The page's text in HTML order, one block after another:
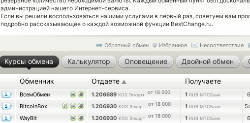
администрацией нашего Интернет-сервиса.
Если вы решили воспользоваться нашими услугами в первый раз, советуем вам
подробно рассказывающее о каждой возможной функции BestChange.ru.
Обратный обмен Избранное Несоответствие
Курсы обмена Калькулятор Оповещение Двойной обмен
Обменник Отдаете ▲ Получаете
ВсемОбмен 1.206689 KGS Элкарт от 18 000 1 RUB МТСБанк
BitcoinBox
1.206930 KGS Элкарт от 18 000 1 RUB МТСБанк
WayBit
1.206930 KGS Элкарт от 18 000 1 RUB МТСБанк